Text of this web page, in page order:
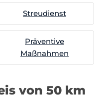
Streudienst
Präventive
Maßnahmen
von 50 km